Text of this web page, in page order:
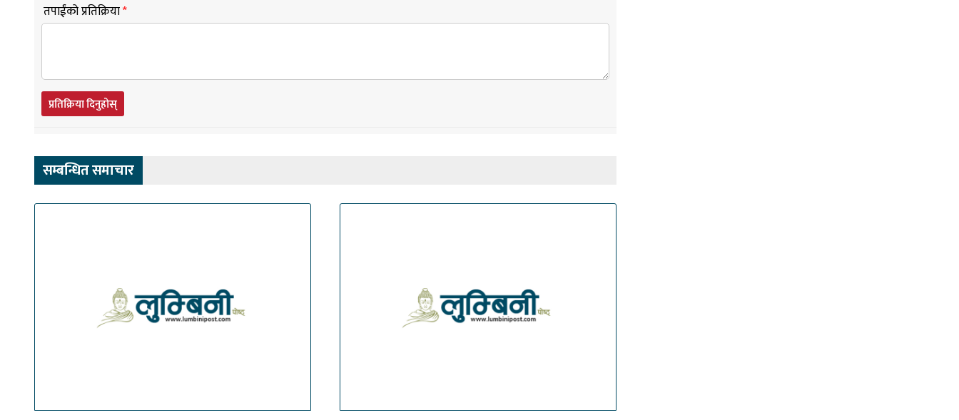
तपाईंको प्रतिक्रिया*
प्रतिक्रिया दिनुहोस्
सम्बन्धित समाचार